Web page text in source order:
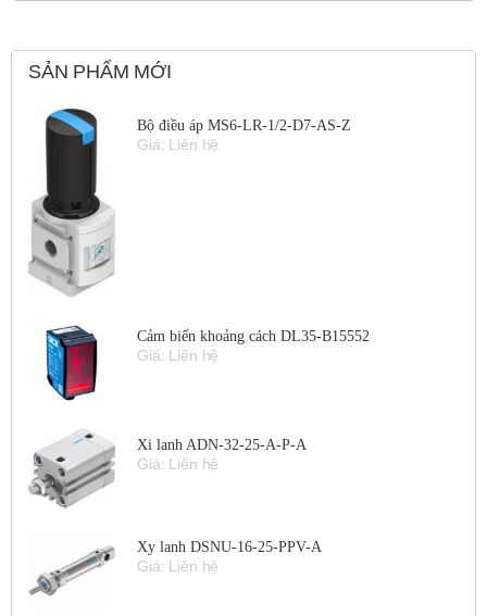
SẢN PHẨM MỚI
Bộ điều áp MS6-LR-1/2-D7-AS-Z
Giá: Liên hệ
Cảm biến khoảng cách DL35-B15552
Giá: Liên hệ
Xi lanh ADN-32-25-A-P-A
Giá: Liên hệ
Xy lanh DSNU-16-25-PPV-A
Giá: Liên hệ